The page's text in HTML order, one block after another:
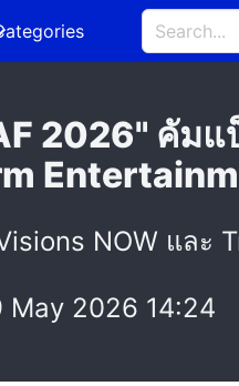
2026" คัม
NOW และ
May 2026 14:24